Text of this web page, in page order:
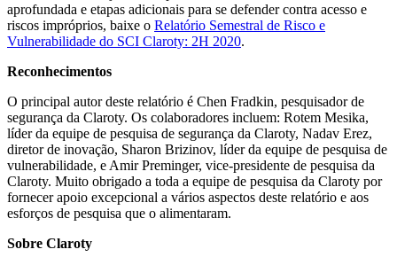
aprofundada e etapas adicionais para se defender contra acesso e
riscos impróprios, baixe o Relatório Semestral de Risco e
Vulnerabilidade do SCI Claroty: 2H 2020.
Reconhecimentos
O principal autor deste relatório é Chen Fradkin, pesquisador de
segurança da Claroty. Os colaboradores incluem: Rotem Mesika,
líder da equipe de pesquisa de segurança da Claroty, Nadav Erez,
diretor de inovação, Sharon Brizinov, líder da equipe de pesquisa de
vulnerabilidade, e Amir Preminger, vice-presidente de pesquisa da
Claroty. Muito obrigado a toda a equipe de pesquisa da Claroty por
fornecer apoio excepcional a vários aspectos deste relatório e aos
esforços de pesquisa que o alimentaram.
Sobre Claroty